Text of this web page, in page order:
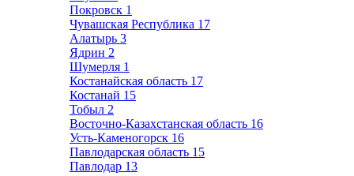
Покровск 1
Чувашская Республика 17
Алатырь 3
Ядрин 2
Шумерля 1
Костанайская область 17
Костанай 15
Тобыл 2
Восточно-Казахстанская область 16
Усть-Каменогорск 16
Павлодарская область 15
Павлодар 13